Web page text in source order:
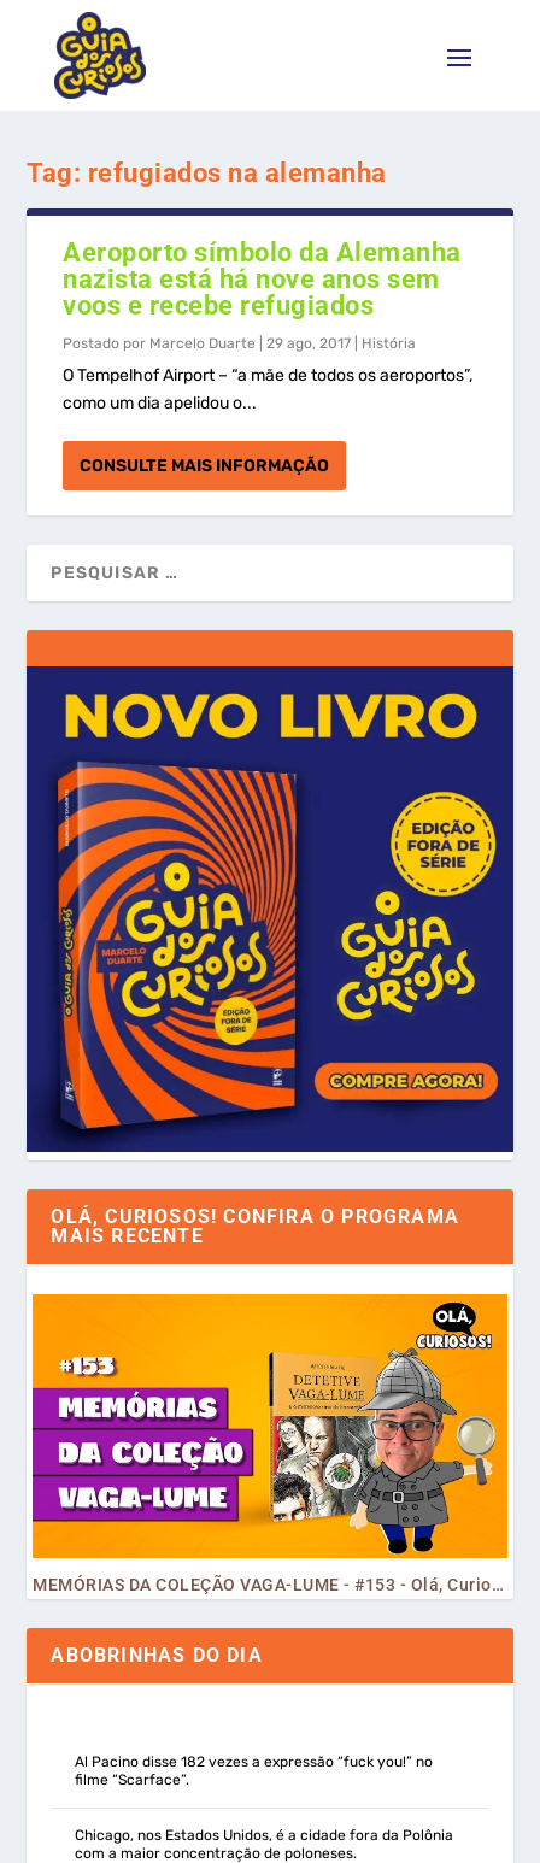
Tag: refugiados na alemanha
Aeroporto símbolo da Alemanha
nazista está há nove anos sem
voos e recebe refugiados
Postado por Marcelo Duarte |29 ago, 2017 História
O Tempelhof Airport – “a mãe de todos os aeroportos”,
como um dia apelidou o...
CONSULTE MAIS INFORMAÇÃO
OLÁ, CURIOSOS! CONFIRA O PROGRAMA
MAIS RECENTE
MEMÓRIAS DA COLEÇÃO VAGA-LUME - #153 - Olá, Curiosos! 2023
ABOBRINHAS DO DIA
Al Pacino disse 182 vezes a expressão “fuck you!” no
filme “Scarface”.
Chicago, nos Estados Unidos, é a cidade fora da Polônia
com a maior concentração de poloneses.